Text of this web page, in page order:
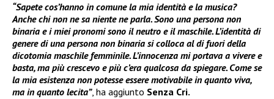
“Sapete cos’hanno in comune la mia identità e la musica?
Anche chi non ne sa niente ne parla. Sono una persona non
binaria e i miei pronomi sono il neutro e il maschile. L’identità di
genere di una persona non binaria si colloca al di fuori della
dicotomia maschile femminile. L’innocenza mi portava a vivere e
basta, ma più crescevo e più c’era qualcosa da spiegare. Come se
la mia esistenza non potesse essere motivabile in quanto viva,
ma in quanto lecita”, ha aggiunto Senza Cri.